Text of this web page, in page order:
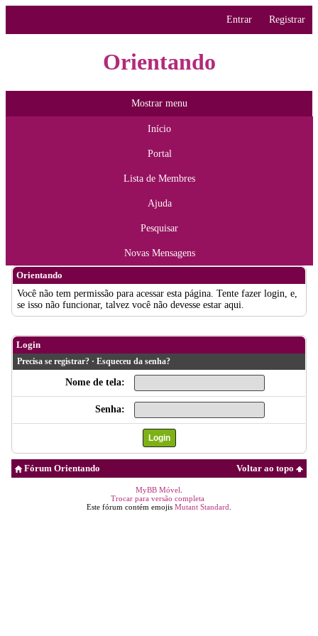
Entrar Registrar
Orientando
Mostrar menu
Início
Portal
Lista de Membres
Ajuda
Pesquisar
Novas Mensagens
Orientando
Você não tem permissão para acessar esta página. Tente fazer login, e,
se isso não funcionar, talvez você não devesse estar aqui.
Login
Precisa se registrar? · Esqueceu da senha?
Nome de tela:
Senha:
Voltar ao topo
Fórum Orientando
MyBB Móvel
Trocar para versão completa
Este fórum contém emojis Mutant Standard